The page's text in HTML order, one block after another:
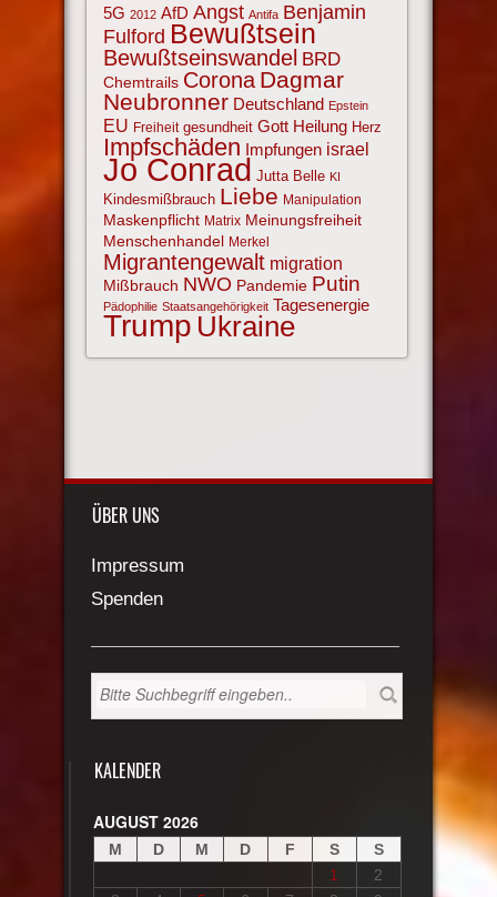
5G 2012 AfD Angst Antifa Benjamin
Fulford Bewußtsein
Bewußtseinswandel BRD
Chemtrails Corona Dagmar
Neubronner Deutschland Epstein
EU Freiheit gesundheit Gott Heilung Herz
Impfschäden Impfungen israel
Jo Conrad Jutta Belle KI
Kindesmißbrauch Liebe Manipulation
Maskenpflicht Matrix Meinungsfreiheit
Menschenhandel Merkel
Migrantengewalt migration
Mißbrauch NWO Pandemie Putin
Pädophilie Staatsangehörigkeit Tagesenergie
Trump Ukraine
ÜBER UNS
Impressum
Spenden
KALENDER
AUGUST 2026
M D M D F S
S
1
2